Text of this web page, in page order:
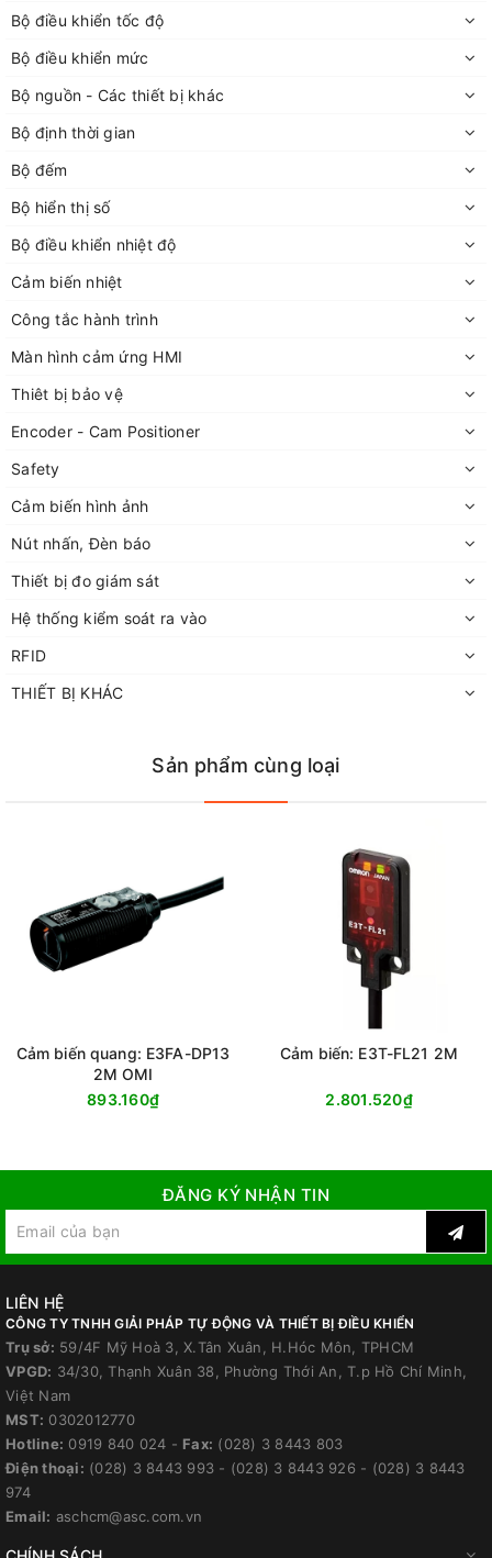
Bộ điều khiển tốc độ
Bộ điều khiển mức
Bộ nguồn - Các thiết bị khác
Bộ định thời gian
Bộ đếm
Bộ hiển thị số
Bộ điều khiển nhiệt độ
Cảm biến nhiệt
Công tắc hành trình
Màn hình cảm ứng HMI
Thiêt bị bảo vệ
Encoder - Cam Positioner
Safety
Cảm biến hình ảnh
Nút nhấn, Đèn báo
Thiết bị đo giám sát
Hệ thống kiểm soát ra vào
RFID
THIẾT BỊ KHÁC
Sản phẩm cùng loại
Cảm biến quang: E3FA-DP13
2M OMI
893.160₫
Cảm biến: E3T-FL21 2M
2.801.520₫
ĐĂNG KÝ NHẬN TIN
LIÊN HỆ
CÔNG TY TNHH GIẢI PHÁP TỰ ĐỘNG VÀ THIẾT BỊ ĐIỀU KHIỂN
Trụ sở: 59/4F Mỹ Hoà 3, X.Tân Xuân, H.Hóc Môn, TPHCM
VPGD: 34/30, Thạnh Xuân 38, Phường Thới An, T.p Hồ Chí Minh,
Việt Nam
MST: 0302012770
Hotline: 0919 840 024 - Fax: (028) 3 8443 803
Điện thoại: (028) 3 8443 993 - (028) 3 8443 926 - (028) 3 8443
974
Email: aschcm@asc.com.vn